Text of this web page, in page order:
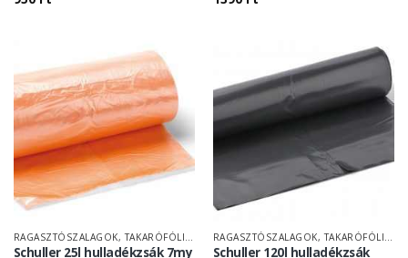
Schuller 25l hulladékzsák 7my
Schuller 120l hulladékzsák